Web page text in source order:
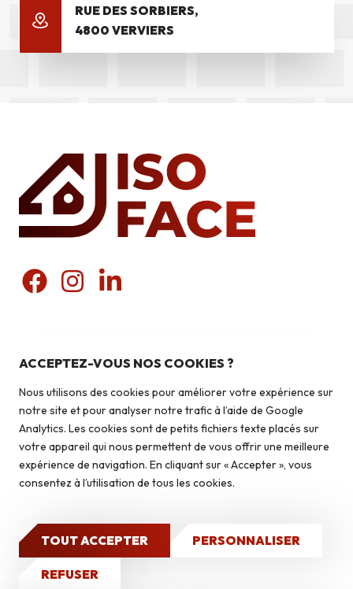
Briquettes
Autoconstruction & isolation
Caves à vin
Nos réalisations
CONTACT
ACCEPTEZ-VOUS NOS COOKIES ?
Nous utilisons des cookies pour améliorer votre expérience sur
notre site et pour analyser notre trafic à l’aide de Google
Analytics. Les cookies sont de petits fichiers texte placés sur
votre appareil qui nous permettent de vous offrir une meilleure
expérience de navigation. En cliquant sur « Accepter », vous
consentez à l’utilisation de tous les cookies.
TOUT ACCEPTER PERSONNALISER
REFUSER
RUE DES SORBIERS,
4800 VERVIERS
Liens utiles
Qui sommes-nous ?
Isolation
Contact
2026 © Isoface - Tous droits réservés
réalisé par GO : Grow Online